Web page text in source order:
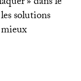
solutions